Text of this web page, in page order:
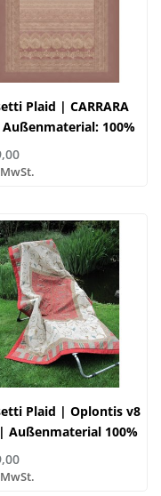
Plaid | CARRARA
100%
Füllung: 100%
Plaid | Oplontis v8
Außenmaterial 100%